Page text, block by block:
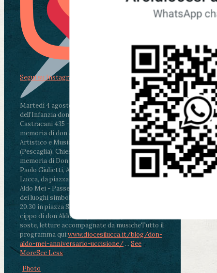
Martedì 4 agosto2026
ore 11:30 - Lucca, Scuola
dell’Infanzia don Aldo Mei - Viale Castruccio
Castracani 435 - Inaugurazione murales in
memoria di don Aldo Mei curato dal Liceo
Artistico e Musicale “Passaglia”
ore 18 - Fiano
(Pescaglia), Chiesa parrocchiale - Messa in
memoria di Don Aldo Mei celebrata da mons.
Paolo Giulietti, Arcivescovo di Lucca
ore 20.30 -
Lucca, da piazza San Michele al Cippo di don
Aldo Mei - Passeggiata della Memoria in alcuni
dei luoghi simbolo della città. Ritrovo alle ore
20.30 in piazza San Michele con conclusione al
cippo di don Aldo Mei (Porta Elisa). Durante le
soste, letture accompagnate da musicheTutto il
programma qui:www.diocesilucca.it/blog/don-
aldo-mei-anniversario-uccisione/ ... See
MoreSee Less
Photo
Segui su Instagram